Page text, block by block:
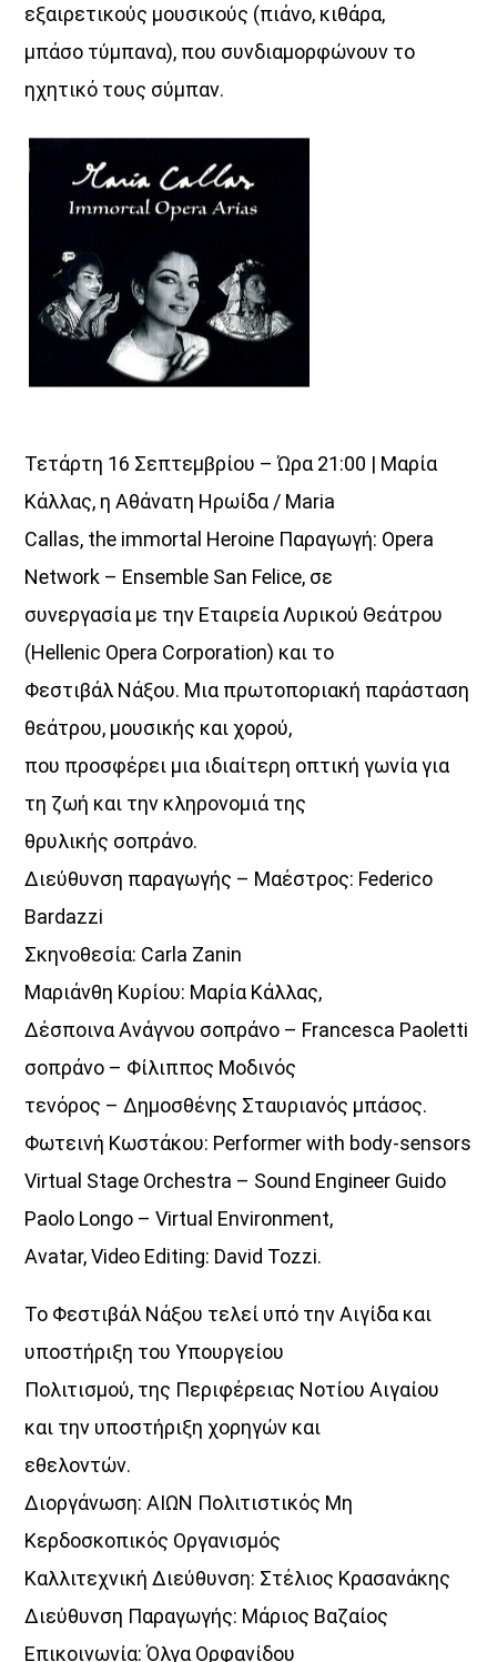
εξαιρετικούς μουσικούς (πιάνο, κιθάρα,
μπάσο τύμπανα), που συνδιαμορφώνουν το
ηχητικό τους σύμπαν.
Τετάρτη 16 Σεπτεμβρίου – Ώρα 21:00 | Μαρία
Κάλλας, η Αθάνατη Ηρωίδα / Maria
Callas, the immortal Heroine Παραγωγή: Opera
Network – Ensemble San Felice, σε
συνεργασία με την Εταιρεία Λυρικού Θεάτρου
(Hellenic Opera Corporation) και το
Φεστιβάλ Νάξου. Μια πρωτοποριακή παράσταση
θεάτρου, μουσικής και χορού,
που προσφέρει μια ιδιαίτερη οπτική γωνία για
τη ζωή και την κληρονομιά της
θρυλικής σοπράνο.
Διεύθυνση παραγωγής – Μαέστρος: Federico
Bardazzi
Σκηνοθεσία: Carla Zanin
Μαριάνθη Κυρίου: Μαρία Κάλλας,
Δέσποινα Ανάγνου σοπράνο – Francesca Paoletti
σοπράνο – Φίλιππος Μοδινός
τενόρος – Δημοσθένης Σταυριανός μπάσος.
Φωτεινή Κωστάκου: Performer with body-sensors
Virtual Stage Orchestra – Sound Engineer Guido
Paolo Longo – Virtual Environment,
Avatar, Video Editing: David Tozzi.
Το Φεστιβάλ Νάξου τελεί υπό την Αιγίδα και
υποστήριξη του Υπουργείου
Πολιτισμού, της Περιφέρειας Νοτίου Αιγαίου
και την υποστήριξη χορηγών και
εθελοντών.
Διοργάνωση: ΑΙΩΝ Πολιτιστικός Μη
Κερδοσκοπικός Οργανισμός
Καλλιτεχνική Διεύθυνση: Στέλιος Κρασανάκης
Διεύθυνση Παραγωγής: Μάριος Βαζαίος
Επικοινωνία: Όλγα Ορφανίδου